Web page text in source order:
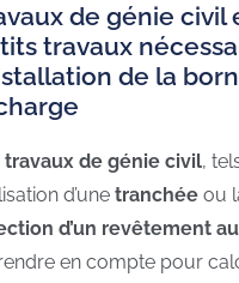
de génie civil
travaux
de la
travaux de génie civil,
d’une tranchée ou
d’un revêtement
en compte pour